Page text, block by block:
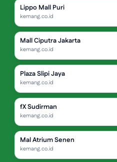
Lippo Mall Puri
kemang.co.id
Mall Ciputra Jakarta
kemang.co.id
Plaza Slipi Jaya
kemang.co.id
fX Sudirman
kemang.co.id
Mal Atrium Senen
kemang.co.id